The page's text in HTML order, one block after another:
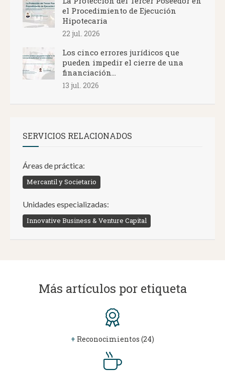
el Procedimiento de Ejecución
Hipotecaria
22 jul. 2026
Los cinco errores jurídicos que
pueden impedir el cierre de una
financiación...
13 jul. 2026
SERVICIOS RELACIONADOS
Áreas de práctica:
Mercantil y Societario
Unidades especializadas:
Innovative Business & Venture Capital
Más artículos por etiqueta
+ Reconocimientos (24)